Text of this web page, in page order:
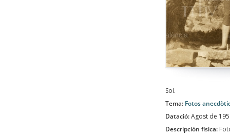
Sol.
Tema: Fotos
Datació:Agost de
Descripción física: